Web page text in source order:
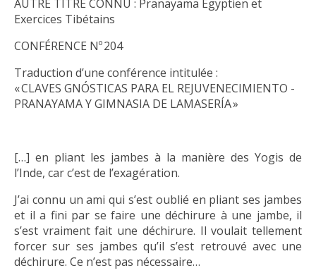
AUTRE TITRE CONNU : Pranayama Égyptien et
Exercices Tibétains
CONFÉRENCE Nº 204
Traduction d’une conférence intitulée :
« CLAVES GNÓSTICAS PARA EL REJUVENECIMIENTO -
PRANAYAMA Y GIMNASIA DE LAMASERÍA »
[…] en pliant les jambes à la manière des Yogis de
l’Inde, car c’est de l’exagération.
J’ai connu un ami qui s’est oublié en pliant ses jambes
et il a fini par se faire une déchirure à une jambe, il
s’est vraiment fait une déchirure. Il voulait tellement
forcer sur ses jambes qu’il s’est retrouvé avec une
déchirure. Ce n’est pas nécessaire…